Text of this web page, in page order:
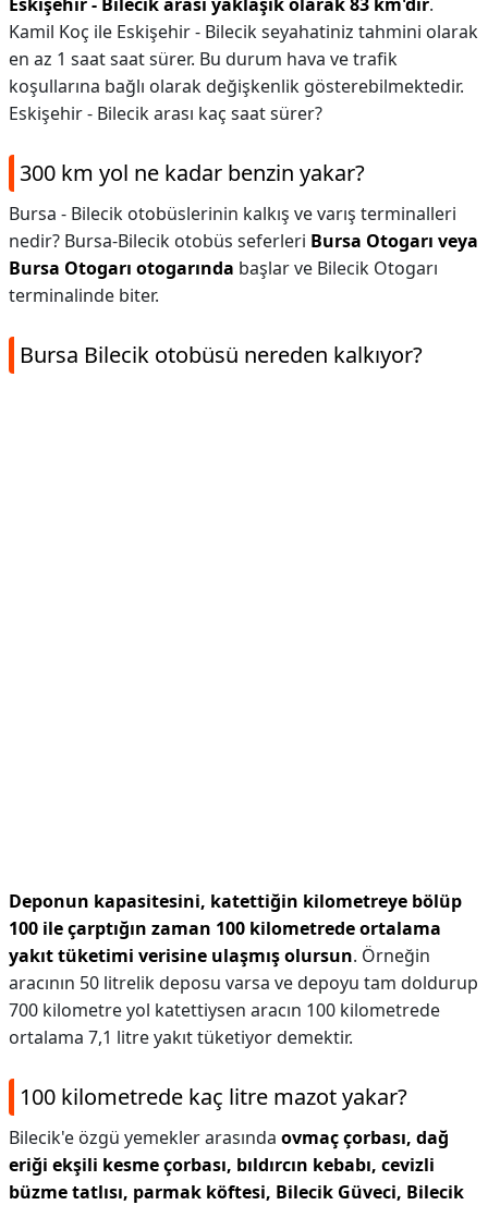
Kamil Koç ile Eskişehir - Bilecik seyahatiniz tahmini olarak
en az 1 saat saat sürer. Bu durum hava ve trafik
koşullarına bağlı olarak değişkenlik gösterebilmektedir.
Eskişehir - Bilecik arası kaç saat sürer?
300 km yol ne kadar benzin yakar?
Bursa - Bilecik otobüslerinin kalkış ve varış terminalleri
nedir? Bursa-Bilecik otobüs seferleri Bursa Otogarı veya
Bursa Otogarı otogarında başlar ve Bilecik Otogarı
terminalinde biter.
Bursa Bilecik otobüsü nereden kalkıyor?
Deponun kapasitesini, katettiğin kilometreye bölüp
100 ile çarptığın zaman 100 kilometrede ortalama
yakıt tüketimi verisine ulaşmış olursun. Örneğin
aracının 50 litrelik deposu varsa ve depoyu tam doldurup
700 kilometre yol katettiysen aracın 100 kilometrede
ortalama 7,1 litre yakıt tüketiyor demektir.
100 kilometrede kaç litre mazot yakar?
Bilecik'e özgü yemekler arasında ovmaç çorbası, dağ
eriği ekşili kesme çorbası, bıldırcın kebabı, cevizli
büzme tatlısı, parmak köftesi, Bilecik Güveci, Bilecik